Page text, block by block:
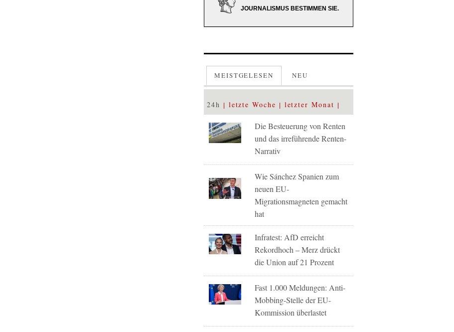
JOURNALISMUS BESTIMMEN SIE.
MEISTGELESEN NEU
24h letzte Woche letzter Monat
Die Besteuerung von Renten
und das irreführende Renten-
Narrativ
Wie Sánchez Spanien zum
neuen EU-
Migrationsmagneten gemacht
hat
Infratest: AfD erreicht
Rekordhoch – Merz drückt
die Union auf 21 Prozent
Fast 1.000 Meldungen: Anti-
Mobbing-Stelle der EU-
Kommission überlastet